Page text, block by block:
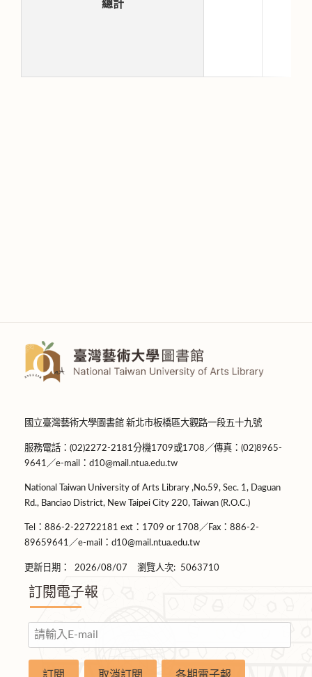
總計
國立臺灣藝術大學圖書館 新北市板橋區大觀路一段五十九號
服務電話：(02)2272-2181分機1709或1708／傳真：(02)8965-
9641／e-mail：d10@mail.ntua.edu.tw
National Taiwan University of Arts Library ,No.59, Sec. 1, Daguan
Rd., Banciao District, New Taipei City 220, Taiwan (R.O.C.)
Tel：886-2-22722181 ext：1709 or 1708／Fax：886-2-
89659641／e-mail：d10@mail.ntua.edu.tw
更新日期： 2026/08/07 瀏覽人次: 5063710
訂閱電子報